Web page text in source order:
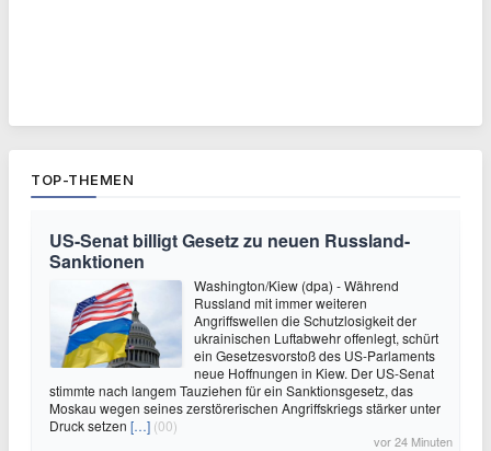
TOP-THEMEN
US-Senat billigt Gesetz zu neuen Russland-
Sanktionen
Washington/Kiew (dpa) - Während
Russland mit immer weiteren
Angriffswellen die Schutzlosigkeit der
ukrainischen Luftabwehr offenlegt, schürt
ein Gesetzesvorstoß des US-Parlaments
neue Hoffnungen in Kiew. Der US-Senat
stimmte nach langem Tauziehen für ein Sanktionsgesetz, das
Moskau wegen seines zerstörerischen Angriffskriegs stärker unter
Druck setzen […] (00)
vor 24 Minuten